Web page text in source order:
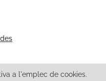
a l'emplec de cookies.